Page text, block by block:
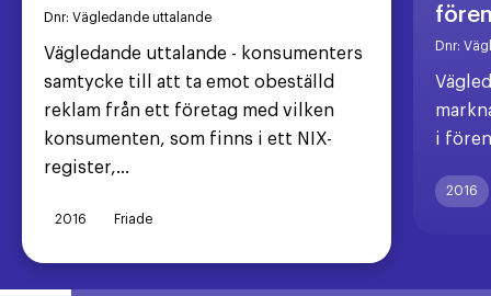
Dnr: Vägledande uttalande
Vägledande uttalande - konsumenters
samtycke till att ta emot obeställd
reklam från ett företag med vilken
konsumenten, som finns i ett NIX-
register,...
2016 Friade
Dnr:
i
2016